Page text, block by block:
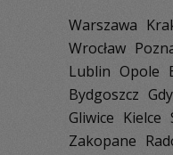
Warszawa
Wrocław
Lublin Opole
Bydgoszcz
Gliwice Kielce
Zakopane